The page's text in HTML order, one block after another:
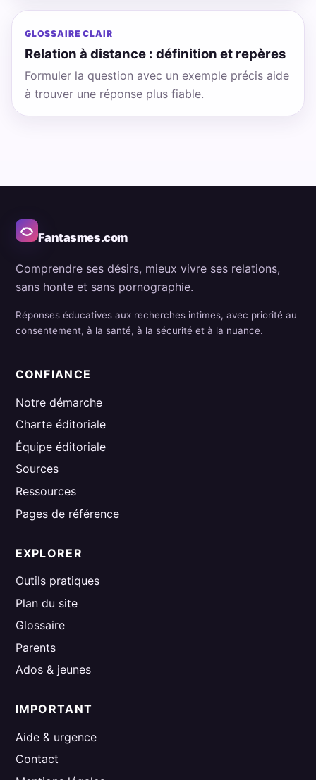
GLOSSAIRE CLAIR
Relation à distance : définition et repères
Formuler la question avec un exemple précis aide
à trouver une réponse plus fiable.
Fantasmes.com
Comprendre ses désirs, mieux vivre ses relations,
sans honte et sans pornographie.
Réponses éducatives aux recherches intimes, avec priorité au
consentement, à la santé, à la sécurité et à la nuance.
CONFIANCE
Notre démarche
Charte éditoriale
Équipe éditoriale
Sources
Ressources
Pages de référence
EXPLORER
Outils pratiques
Plan du site
Glossaire
Parents
Ados & jeunes
IMPORTANT
Aide & urgence
Contact